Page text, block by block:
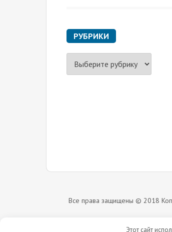
РУБРИКИ
б
Все права защищены © 2018
Этот сайт